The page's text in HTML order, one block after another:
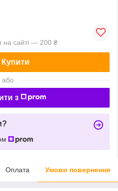
на сайті — 200 ₴
Купити
або
з
Оплата Умови повернення